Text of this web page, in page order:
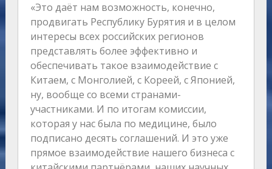
«Это даёт нам возможность, конечно,
продвигать Республику Бурятия и в целом
интересы всех российских регионов
представлять более эффективно и
обеспечивать такое взаимодействие с
Китаем, с Монголией, с Кореей, с Японией,
ну, вообще со всеми странами-
участниками. И по итогам комиссии,
которая у нас была по медицине, было
подписано десять соглашений. И это уже
прямое взаимодействие нашего бизнеса с